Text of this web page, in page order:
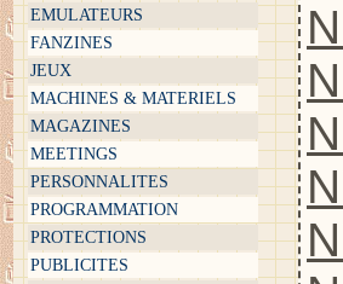
EMULATEURS
FANZINES
JEUX
MACHINES & MATERIELS
MAGAZINES
MEETINGS
PERSONNALITES
PROGRAMMATION
PROTECTIONS
PUBLICITES